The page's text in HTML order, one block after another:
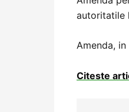
autoritatile
Amenda, in
Citeste